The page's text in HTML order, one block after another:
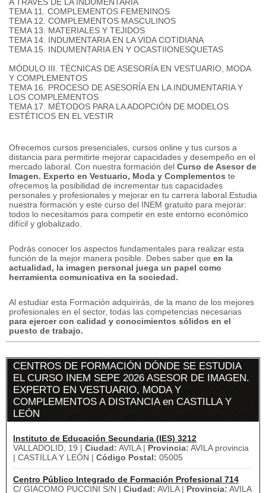
TEMA 11. COMPLEMENTOS FEMENINOS
TEMA 12. COMPLEMENTOS MASCULINOS
TEMA 13. MATERIALES Y TEJIDOS
TEMA 14. INDUMENTARIA EN LA VIDA COTIDIANA
TEMA 15. INDUMENTARIA EN Y OCASTIIONESQUETAS
MÓDULO III. TÉCNICAS DE ASESORÍA EN VESTUARIO, MODA
Y COMPLEMENTOS
TEMA 16. PROCESO DE ASESORÍA EN LA INDUMENTARIA Y
LOS COMPLEMENTOS
TEMA 17. MÉTODOS PARA LA ADOPCIÓN DE MODELOS
ESTÉTICOS EN EL VESTIR
Ofrecemos cursos presenciales, cursos online y tus cursos a
distancia para permitirte mejorar capacidades y desempeño en el
mercado laboral. Con nuestra formación del Curso de Asesor de
Imagen. Experto en Vestuario, Moda y Complementos te
ofrecemos la posibilidad de incrementar tus capacidades
personales y profesionales y mejorar en tu carrera laboral. Estudia
nuestra formación y este curso del INEM gratuito para mejorar:
todos lo necesitamos para competir en este entorno económico
difícil y globalizado.
Podrás conocer los aspectos fundamentales para realizar esta
función de la mejor manera posible. Debes saber que en la
actualidad, la imagen personal juega un papel como
herramienta comunicativa en la sociedad.
Al estudiar esta Formación adquirirás, de la mano de los mejores
profesionales en el sector, todas las competencias necesarias
para ejercer con calidad y conocimientos sólidos en el
puesto de trabajo.
CENTROS DE FORMACIÓN DÓNDE SE ESTUDIA
EL CURSO INEM SEPE 2026 ASESOR DE IMAGEN.
EXPERTO EN VESTUARIO, MODA Y
COMPLEMENTOS A DISTANCIA en CASTILLA Y
LEÓN
Instituto de Educación Secundaria (IES) 3212
VALLADOLID, 19 | Ciudad: AVILA | Provincia: AVILA provincia
| CASTILLA Y LEÓN | Código Postal: 05005
Centro Público Integrado de Formación Profesional 714
C/ GIACOMO PUCCINI S/N | Ciudad: AVILA | Provincia: AVILA